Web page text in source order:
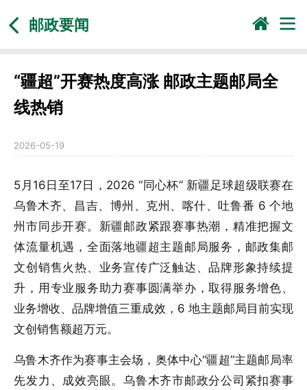
邮政要闻
“疆超”开赛热度高涨 邮政主题邮局全
线热销
2026-05-19
5月16日至17日，2026 “同心杯” 新疆足球超级联赛在
乌鲁木齐、昌吉、博州、克州、喀什、吐鲁番 6 个地
州市同步开赛。新疆邮政紧跟赛事热潮，精准把握文
体流量机遇，全面落地疆超主题邮局服务，邮政集邮
文创销售火热、业务宣传广泛触达、品牌形象持续提
升，用专业服务助力赛事圆满举办，取得服务增色、
业务增收、品牌增值三重成效，6 地主题邮局目前实现
文创销售额超万元。
乌鲁木齐作为赛事主会场，奥体中心“疆超”主题邮局率
先发力、成效亮眼。乌鲁木齐市邮政分公司紧扣赛事